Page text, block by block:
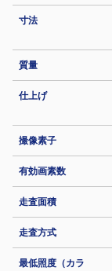
寸法
質量
仕上げ
撮像素子
有効画素数
走査面積
走査方式
最低照度（カラ